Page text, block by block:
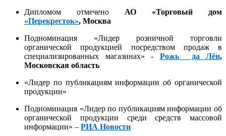
Дипломом отмечено АО «Торговый дом
«Перекресток», Москва
Подноминация «Лидер розничной торговли
органической продукцией посредством продаж в
специализированных магазинах» - Рожь да Лён,
Московская область
«Лидер по публикациям информации об органической
продукции»
Подноминация «Лидер по публикациям информации об
органической продукции среди средств массовой
информации» – РИА Новости